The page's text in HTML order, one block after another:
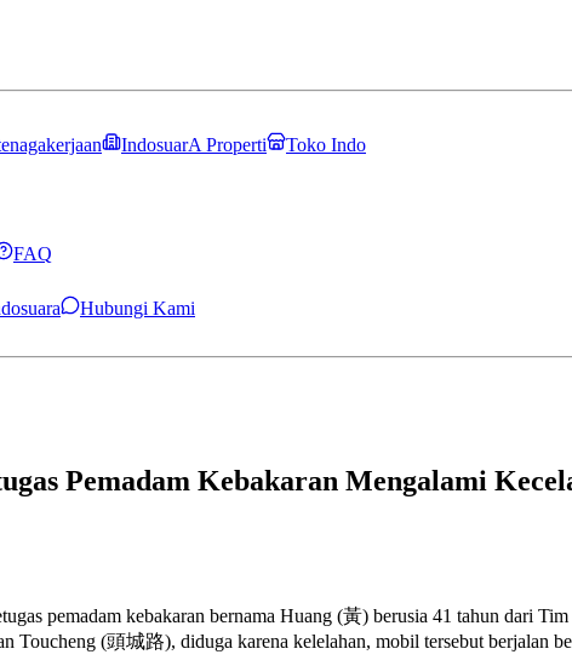
IndosuarA Properti Toko Indo
FAQ
Hubungi Kami
Pemadam Kebakaran Mengalami
pemadam kebakaran bernama Huang (黃) berusia 41 tahun dari
Toucheng (頭城路), diduga karena kelelahan, mobil tersebut berjalan